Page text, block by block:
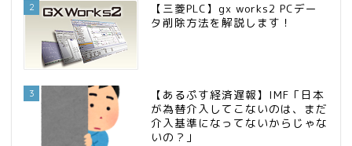
2
【三菱PLC】gx works2 PCデー
タ削除方法を解説します！
3
【あるぷす経済遅報】IMF「日本
が為替介入してこないのは、まだ
介入基準になってないからじゃな
いの？」